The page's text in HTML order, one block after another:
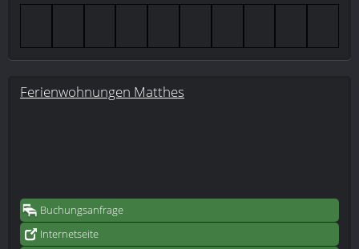
Ferienwohnungen Matthes
Buchungsanfrage
Internetseite